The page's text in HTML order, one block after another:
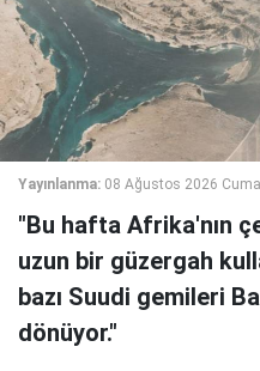
Yayınlanma: 08 Ağustos 2026
"Bu hafta Afrika'nın
uzun bir güzergah
bazı Suudi gemileri
dönüyor."